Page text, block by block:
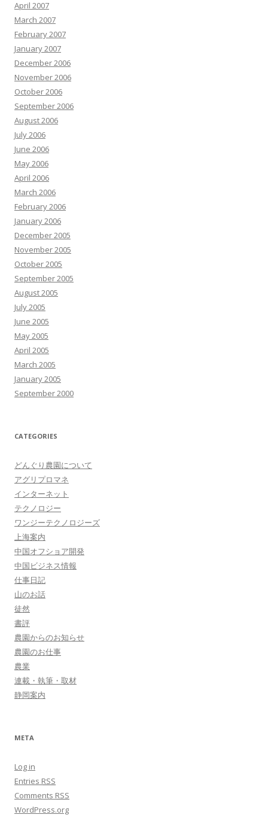
April 2007
March 2007
February 2007
January 2007
December 2006
November 2006
October 2006
September 2006
August 2006
July 2006
June 2006
May 2006
April 2006
March 2006
February 2006
January 2006
December 2005
November 2005
October 2005
September 2005
August 2005
July 2005
June 2005
May 2005
April 2005
March 2005
January 2005
September 2000
CATEGORIES
どんぐり農園について
アグリプロマネ
インターネット
テクノロジー
ワンジーテクノロジーズ
上海案内
中国オフショア開発
中国ビジネス情報
仕事日記
山のお話
徒然
書評
農園からのお知らせ
農園のお仕事
農業
連載・執筆・取材
静岡案内
META
Log in
Entries RSS
Comments RSS
WordPress.org